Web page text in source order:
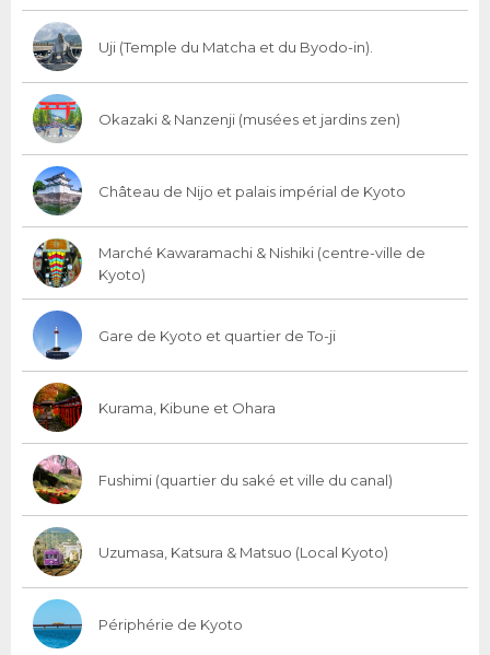
Uji (Temple du Matcha et du Byodo-in).
Okazaki & Nanzenji (musées et jardins zen)
Château de Nijo et palais impérial de Kyoto
Marché Kawaramachi & Nishiki (centre-ville de
Kyoto)
Gare de Kyoto et quartier de To-ji
Kurama, Kibune et Ohara
Fushimi (quartier du saké et ville du canal)
Uzumasa, Katsura & Matsuo (Local Kyoto)
Périphérie de Kyoto